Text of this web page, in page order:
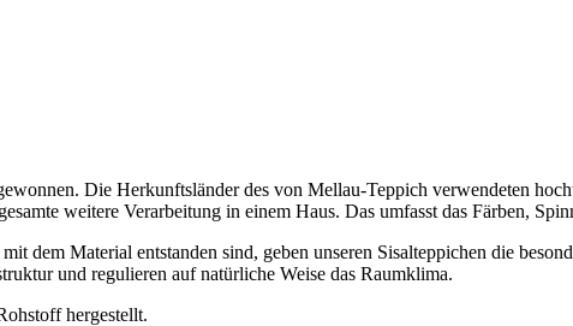
Die Herkunftsländer des von Mellau-Teppich verwendeten
weitere Verarbeitung in einem Haus. Das umfasst das Färben,
dem Material entstanden sind, geben unseren Sisalteppichen die
und regulieren auf natürliche Weise das Raumklima.
hergestellt.